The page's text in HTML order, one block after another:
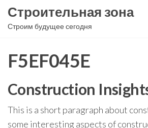
Перейти
Строительная зона
Строим будущее сегодня
F5EF045E
Construction
This is a short paragraph about
some interesting aspects of